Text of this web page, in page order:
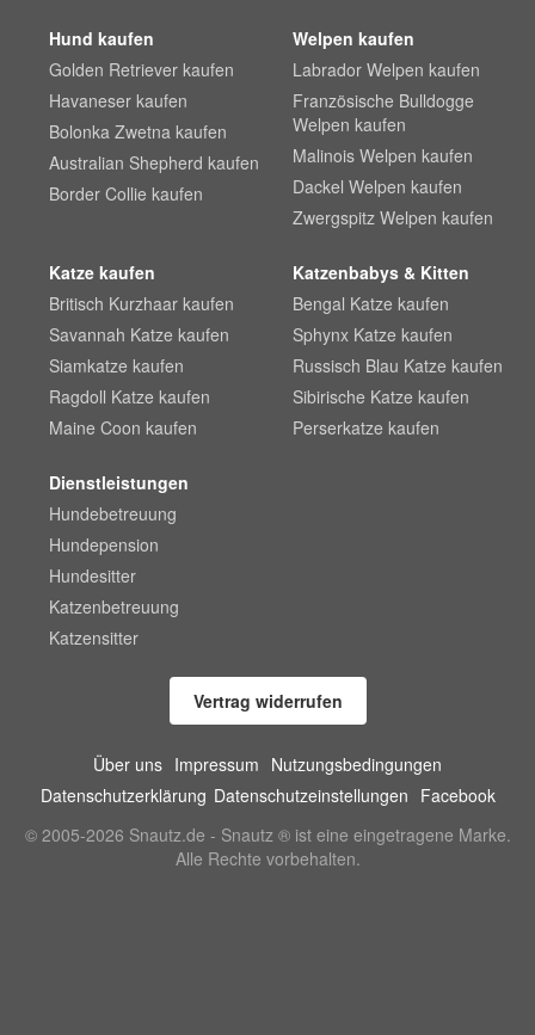
Hund kaufen
Golden Retriever kaufen
Havaneser kaufen
Bolonka Zwetna kaufen
Australian Shepherd kaufen
Border Collie kaufen
Welpen kaufen
Labrador Welpen kaufen
Französische Bulldogge
Welpen kaufen
Malinois Welpen kaufen
Dackel Welpen kaufen
Zwergspitz Welpen kaufen
Katze kaufen
Britisch Kurzhaar kaufen
Savannah Katze kaufen
Siamkatze kaufen
Ragdoll Katze kaufen
Maine Coon kaufen
Katzenbabys & Kitten
Bengal Katze kaufen
Sphynx Katze kaufen
Russisch Blau Katze kaufen
Sibirische Katze kaufen
Perserkatze kaufen
Dienstleistungen
Hundebetreuung
Hundepension
Hundesitter
Katzenbetreuung
Katzensitter
Vertrag widerrufen
Über uns Impressum Nutzungsbedingungen
Datenschutzerklärung Datenschutzeinstellungen Facebook
© 2005-2026 Snautz.de - Snautz ® ist eine eingetragene Marke.
Alle Rechte vorbehalten.